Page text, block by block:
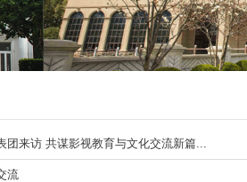
团来访 共谋影视教育与文化交流新篇...
流